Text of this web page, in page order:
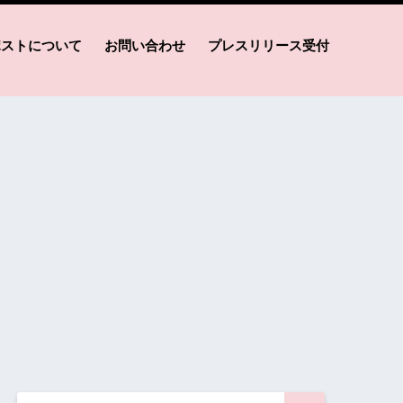
トについて お問い合わせ プレスリリース受付